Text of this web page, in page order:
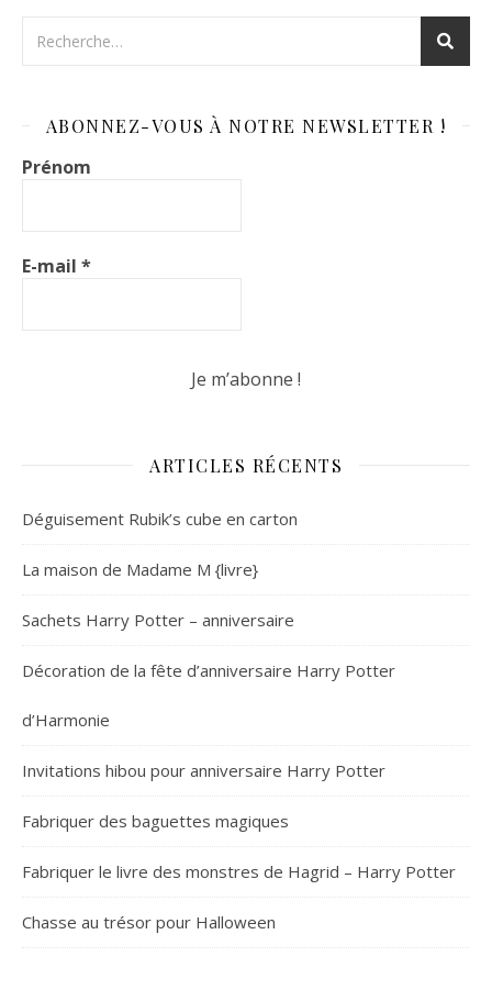
ABONNEZ-VOUS À NOTRE NEWSLETTER !
Prénom
E-mail *
ARTICLES RÉCENTS
Déguisement Rubik’s cube en carton
La maison de Madame M {livre}
Sachets Harry Potter – anniversaire
Décoration de la fête d’anniversaire Harry Potter
d’Harmonie
Invitations hibou pour anniversaire Harry Potter
Fabriquer des baguettes magiques
Fabriquer le livre des monstres de Hagrid – Harry Potter
Chasse au trésor pour Halloween